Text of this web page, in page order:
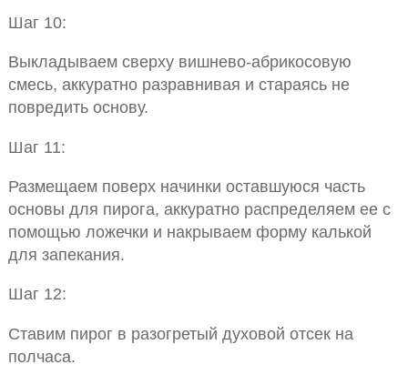
Шаг 10:
Выкладываем сверху вишнево-абрикосовую
смесь, аккуратно разравнивая и стараясь не
повредить основу.
Шаг 11:
Размещаем поверх начинки оставшуюся часть
основы для пирога, аккуратно распределяем ее с
помощью ложечки и накрываем форму калькой
для запекания.
Шаг 12:
Ставим пирог в разогретый духовой отсек на
полчаса.